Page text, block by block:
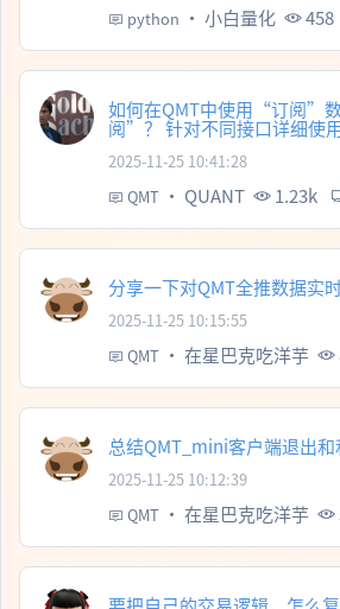
python · 小白量化 458
如何在QMT中使用“订阅”
阅”？ 针对不同接口详细使
2025-11-25 10:41:28
QMT · QUANT 1.23k
分享一下对QMT全推数据实
2025-11-25 10:15:55
QMT · 在星巴克吃洋芋
总结QMT_mini客户端退出和
2025-11-25 10:12:39
QMT · 在星巴克吃洋芋